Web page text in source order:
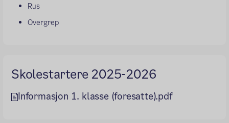
Rus
Overgrep
Skolestartere 2025-2026
Informasjon 1. klasse (foresatte).pdf